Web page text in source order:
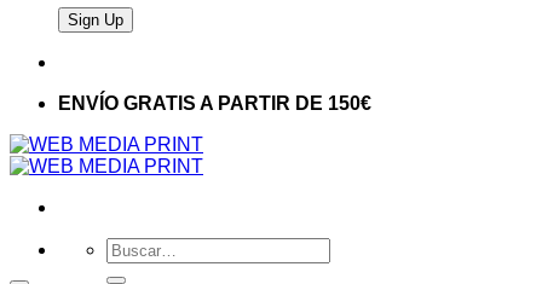
ENVÍO GRATIS A PARTIR DE 150€
Buscar
por: